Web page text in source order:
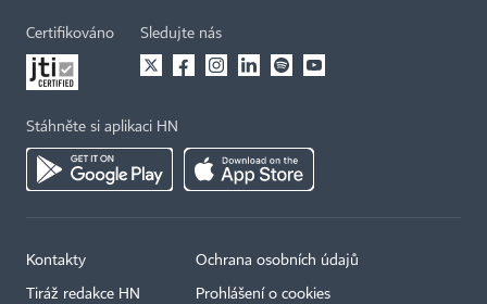
Certifikováno Sledujte nás
Stáhněte si aplikaci HN
Kontakty
Tiráž redakce HN
Ochrana osobních údajů
Prohlášení o cookies